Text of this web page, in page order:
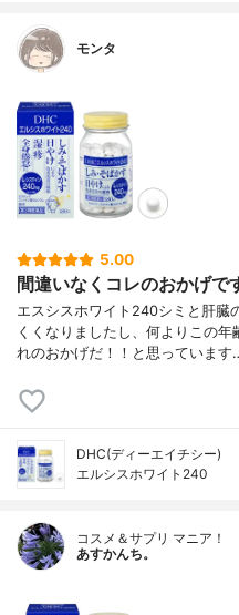
モンタ
5.00
間違いなくコレのおかげで
エスシスホワイト240シミと肝臓
くくなりましたし、何よりこの
れのおかげだ！！と思っています
DHC(ディーエイチシー)
エルシスホワイト240
コスメ＆サプリ マニア！
あすかんち。